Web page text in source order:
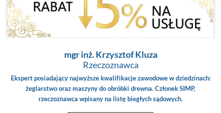
mgr inż. Krzysztof Kluza
Rzeczoznawca
Ekspert posiadający najwyższe kwalifikacje zawodowe w dziedzinach:
żeglarstwo oraz maszyny do obróbki drewna. Członek SIMP,
rzeczoznawca wpisany na listę biegłych sądowych.